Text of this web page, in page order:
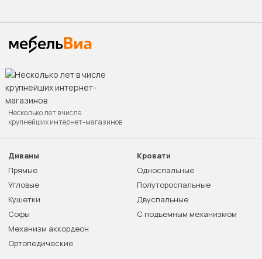
Несколько лет в числе
крупнейших интернет-магазинов
Диваны
Прямые
Угловые
Кушетки
Софы
Механизм аккордеон
Ортопедические
Кровати
Односпальные
Полутороспальные
Двуспальные
С подъемным механизмом